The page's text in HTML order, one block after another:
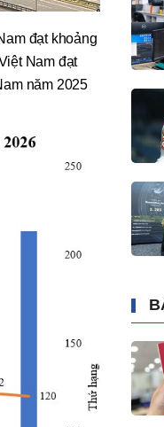
đạt khoảng
Nam đạt
năm 2025